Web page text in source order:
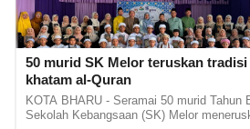
50 murid SK Melor teruskan tradisi
khatam al-Quran
KOTA BHARU - Seramai 50 murid Tahun
Sekolah Kebangsaan (SK) Melor